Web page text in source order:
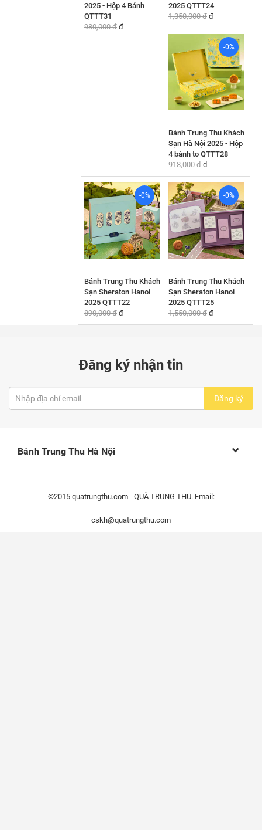
2025 - Hộp 4 Bánh
QTTT31
980,000 đ đ
2025 QTTT24
1,350,000 đ đ
-0%
Bánh Trung Thu Khách
Sạn Hà Nội 2025 - Hộp
4 bánh to QTTT28
918,000 đ đ
-0%
Bánh Trung Thu Khách
Sạn Sheraton Hanoi
2025 QTTT22
890,000 đ đ
-0%
Bánh Trung Thu Khách
Sạn Sheraton Hanoi
2025 QTTT25
1,550,000 đ đ
Đăng ký nhận tin
Đăng ký
Bánh Trung Thu Hà Nội
©2015 quatrungthu.com - QUÀ TRUNG THU. Email:
cskh@quatrungthu.com